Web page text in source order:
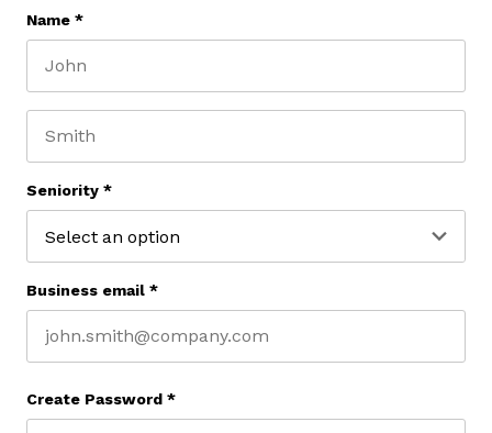
Name *
Seniority *
Business email *
Create Password *